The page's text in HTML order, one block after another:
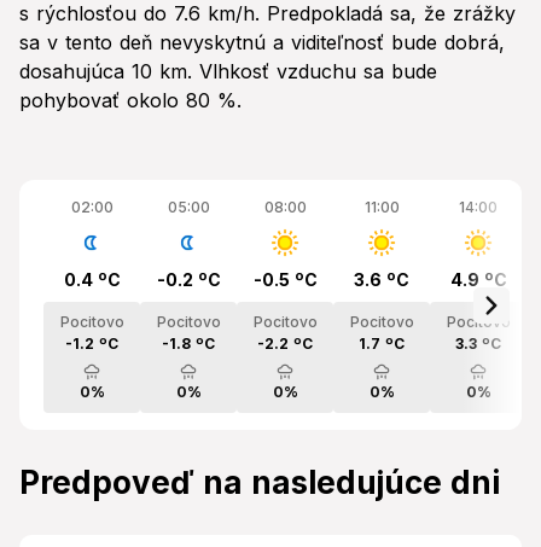
s rýchlosťou do 7.6 km/h. Predpokladá sa, že zrážky
sa v tento deň nevyskytnú a viditeľnosť bude dobrá,
dosahujúca 10 km. Vlhkosť vzduchu sa bude
pohybovať okolo 80 %.
02:00
0.4 ºC
Pocitovo
-1.2 ºC
0%
05:00
-0.2 ºC
Pocitovo
-1.8 ºC
0%
08:00
-0.5 ºC
Pocitovo
-2.2 ºC
0%
11:00
3.6 ºC
Pocitovo
1.7 ºC
0%
14:00
4.9 ºC
Pocitovo
3.3 ºC
0%
Predpoveď na nasledujúce dni